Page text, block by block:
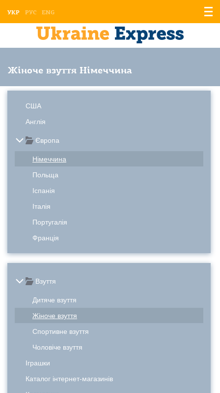
УКР РУС ENG
Жіноче взуття Німеччина
США
Англія
Європа
Німеччина
Польща
Іспанія
Італія
Португалія
Франція
Взуття
Дитяче взуття
Жіноче взуття
Спортивне взуття
Чоловіче взуття
Іграшки
Каталог інтернет-магазинів